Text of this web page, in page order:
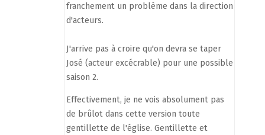
franchement un problème dans la direction
d'acteurs.
J'arrive pas à croire qu'on devra se taper
José (acteur excécrable) pour une possible
saison 2.
Effectivement, je ne vois absolument pas
de brûlot dans cette version toute
gentillette de l'église. Gentillette et